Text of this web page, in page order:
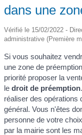
dans une
Vérifié le 15/02/2022 -
administrative (Première
Si vous souhaitez
une zone de
priorité proposer la
ledroit de préemption
réaliser des opérations
général. Vous n'êtes
personne de votre
par la mairie sont les